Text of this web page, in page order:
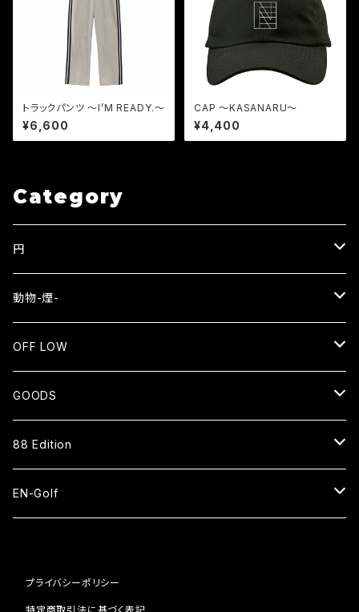
トラックパンツ 〜I’M READY.〜
¥6,600
CAP 〜KASANARU〜
¥4,400
Category
円
EN
長袖Tシャツ
スウェット
動物-煙-
NEKO⇄OKEN
長袖Tシャツ
バッグ
SMOKE WOLF⇄狼煙
EN=猿
OFF LOW
SENTO
長袖Tシャツ
パーカー
ブルゾン
GOODS
CAP
HAT
BAG
88 Edition
ベースボールシャツ
キャップ
EN-Golf
ピステ
PAR109 2H
プライバシーポリシー